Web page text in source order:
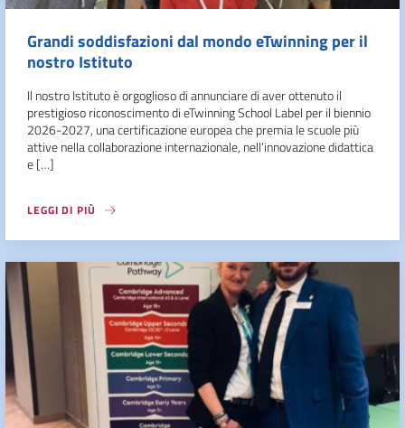
Grandi soddisfazioni dal mondo eTwinning per il
nostro Istituto
Il nostro Istituto è orgoglioso di annunciare di aver ottenuto il
prestigioso riconoscimento di eTwinning School Label per il biennio
2026-2027, una certificazione europea che premia le scuole più
attive nella collaborazione internazionale, nell’innovazione didattica
e […]
LEGGI DI PIÙ